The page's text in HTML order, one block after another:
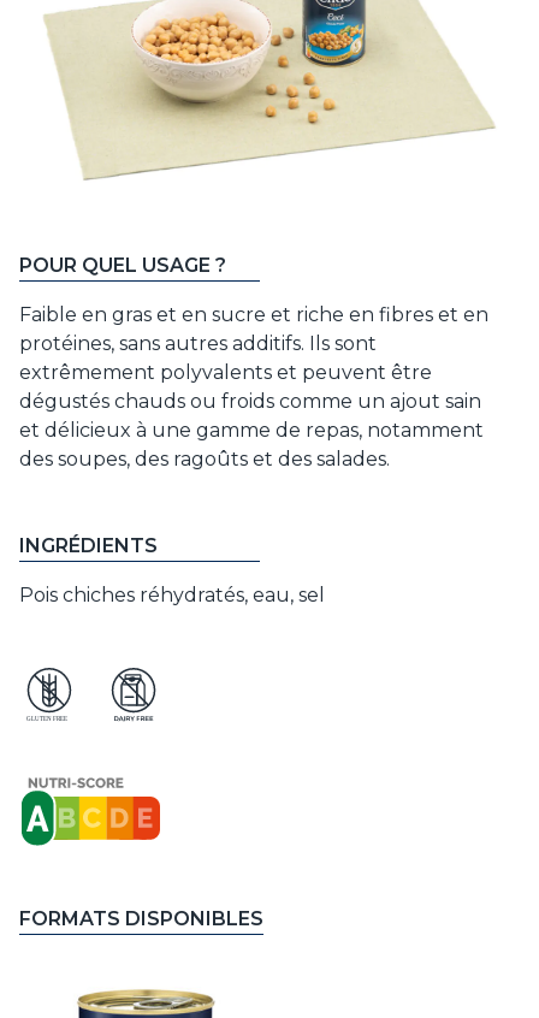
POUR QUEL USAGE ?
Faible en gras et en sucre et riche en fibres et en
protéines, sans autres additifs. Ils sont
extrêmement polyvalents et peuvent être
dégustés chauds ou froids comme un ajout sain
et délicieux à une gamme de repas, notamment
des soupes, des ragoûts et des salades.
INGRÉDIENTS
Pois chiches réhydratés, eau, sel
FORMATS DISPONIBLES